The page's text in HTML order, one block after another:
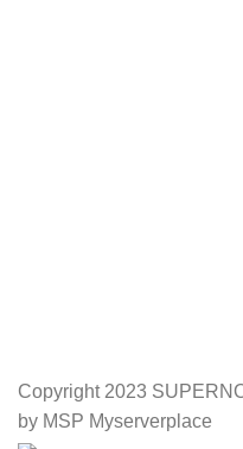
Copyright 2023
by MSP Myserverplace